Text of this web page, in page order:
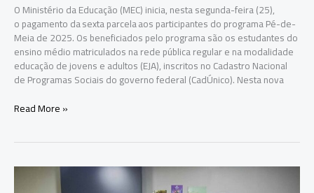
O Ministério da Educação (MEC) inicia, nesta segunda-feira (25),
o pagamento da sexta parcela aos participantes do programa Pé-de-
Meia de 2025. Os beneficiados pelo programa são os estudantes do
ensino médio matriculados na rede pública regular e na modalidade
educação de jovens e adultos (EJA), inscritos no Cadastro Nacional
de Programas Sociais do governo federal (CadÚnico). Nesta nova
Pé-
parcela
começa
Read More »